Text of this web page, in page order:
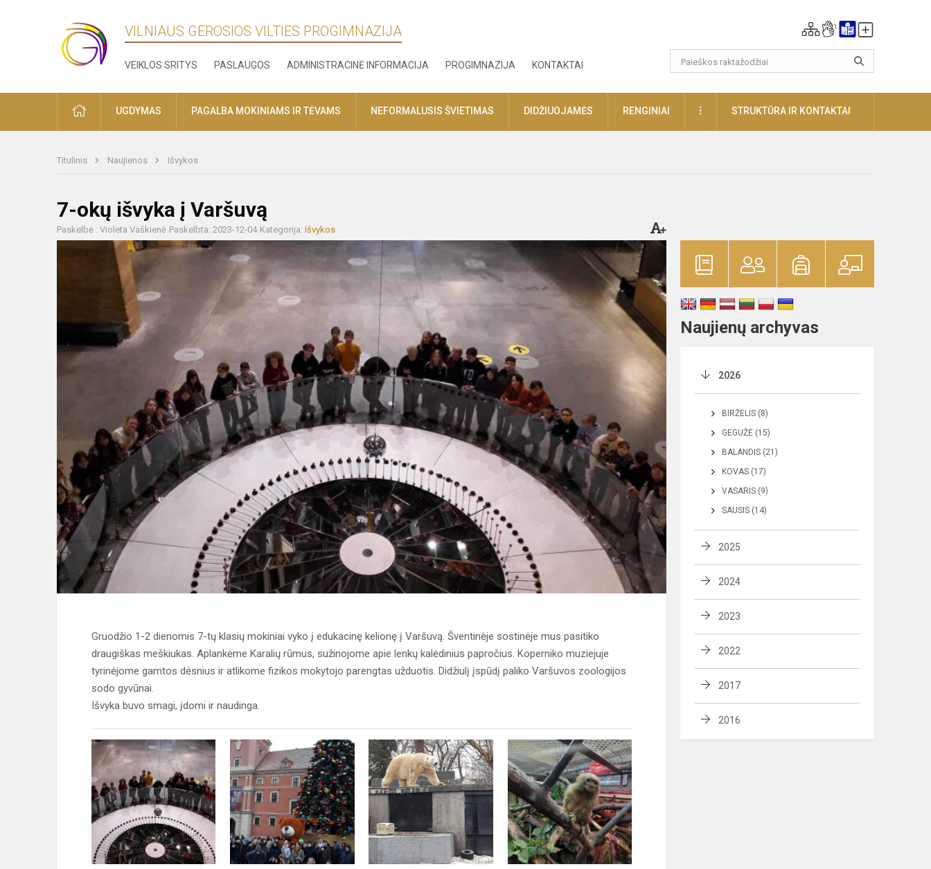
VILNIAUS GEROSIOS VILTIES PROGIMNAZIJA
VEIKLOS SRITYS PASLAUGOS ADMINISTRACINĖ INFORMACIJA PROGIMNAZIJA KONTAKTAI
PRADŽIAUGDYMAS PAGALBA MOKINIAMS IR TĖVAMS NEFORMALUSIS ŠVIETIMAS DIDŽIUOJAMĖS RENGINIAI DAUGIAUSTRUKTŪRA IR KONTAKTAI
Titulinis Naujienos Išvykos
7-okų išvyka į Varšuvą
Paskelbė : Violeta Vaškienė Paskelbta: 2023-12-04 Kategorija: Išvykos
Gruodžio 1-2 dienomis 7-tų klasių mokiniai vyko į edukacinę kelionę į Varšuvą. Šventinėje sostinėje mus pasitiko
draugiškas meškiukas. Aplankėme Karalių rūmus, sužinojome apie lenkų kalėdinius papročius. Koperniko muziejuje
tyrinėjome gamtos dėsnius ir atlikome fizikos mokytojo parengtas užduotis. Didžiulį įspūdį paliko Varšuvos zoologijos
sodo gyvūnai.
Išvyka buvo smagi, įdomi ir naudinga.
Naujienų archyvas
2026
BIRŽELIS (8)
GEGUŽĖ (15)
BALANDIS (21)
KOVAS (17)
VASARIS (9)
SAUSIS (14)
2025
2024
2023
2022
2017
2016